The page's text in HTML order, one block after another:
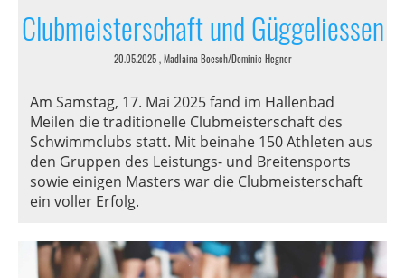
Clubmeisterschaft und Güggeliessen
20.05.2025, Madlaina Boesch/Dominic Hegner
Am Samstag, 17. Mai 2025 fand im Hallenbad
Meilen die traditionelle Clubmeisterschaft des
Schwimmclubs statt. Mit beinahe 150 Athleten aus
den Gruppen des Leistungs- und Breitensports
sowie einigen Masters war die Clubmeisterschaft
ein voller Erfolg.